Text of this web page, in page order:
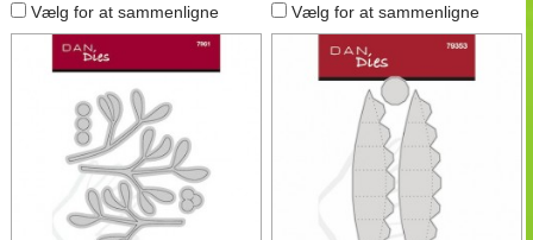
Vælg for at sammenligne Vælg for at sammenligne